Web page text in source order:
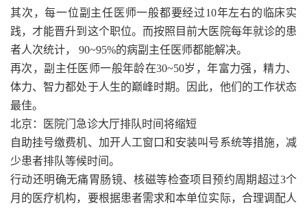
其次，每一位副主任医师一般都要经过10年左右的临床实
践，才能晋升到这个职位。而按照目前大医院每年就诊的患
者人次统计， 90~95%的病副主任医师都能解决。
再次，副主任医师一般年龄在30~50岁，年富力强，精力、
体力、智力都处于人生的巅峰时期。因此，他们的工作状态
最佳。
北京：医院门急诊大厅排队时间将缩短
自助挂号缴费机、加开人工窗口和安装叫号系统等措施，减
少患者排队等候时间。
行动还明确无痛胃肠镜、核磁等检查项目预约周期超过3个
月的医疗机构，要根据患者需求和本单位实际，合理调配人